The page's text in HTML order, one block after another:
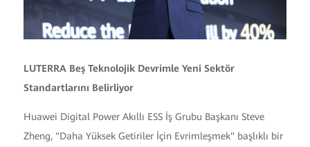
LUTERRA Beş Teknolojik Devrimle Yeni Sektör
Standartlarını Belirliyor
Huawei Digital Power Akıllı ESS İş Grubu Başkanı Steve
Zheng, "Daha Yüksek Getiriler İçin Evrimleşmek" başlıklı bir